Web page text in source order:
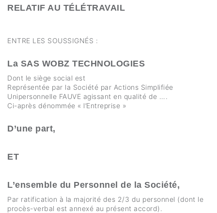
RELATIF AU TÉLÉTRAVAIL
ENTRE LES SOUSSIGNÉS :
La SAS WOBZ TECHNOLOGIES
Dont le siège social est
Représentée par la Société par Actions Simplifiée
Unipersonnelle FAUVE agissant en qualité de ….
Ci-après dénommée « l’Entreprise »
D’une part,
ET
L’ensemble du Personnel de la Société,
Par ratification à la majorité des 2/3 du personnel (dont le
procès-verbal est annexé au présent accord).